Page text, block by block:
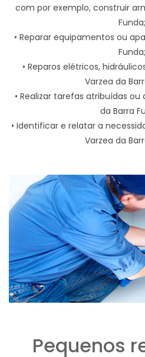
com por exemplo, construir
Funda;
• Reparar equipamentos ou
Funda;
• Reparos elétricos,
Varzea da
• Realizar tarefas atribuídas
da Barra
• Identificar e relatar a
Varzea da
Pequenos